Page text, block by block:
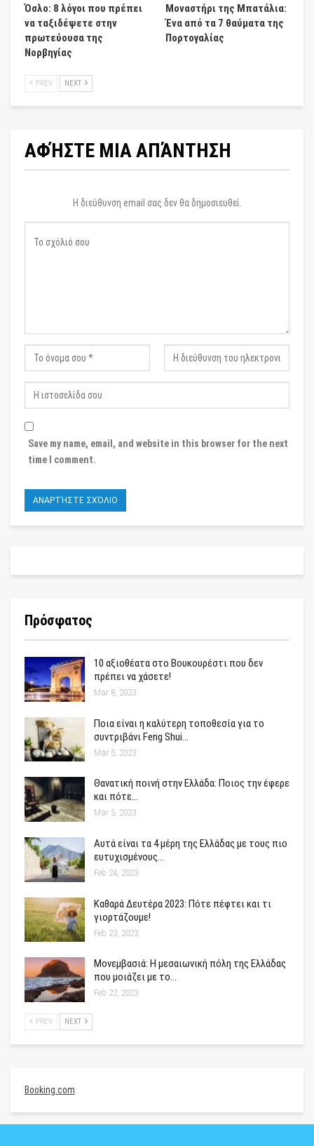
Όσλο: 8 λόγοι που πρέπει
να ταξιδέψετε στην
πρωτεύουσα της
Νορβηγίας
Μοναστήρι της Μπατάλια:
Ένα από τα 7 θαύματα της
Πορτογαλίας
PREV NEXT
ΑΦΉΣΤΕ ΜΙΑ ΑΠΆΝΤΗΣΗ
Η διεύθυνση email σας δεν θα δημοσιευθεί.
Save my name, email, and website in this browser for the next
time I comment.
Πρόσφατος
10 αξιοθέατα στο Βουκουρέστι που δεν
πρέπει να χάσετε!
Mar 8, 2023
Ποια είναι η καλύτερη τοποθεσία για το
συντριβάνι Feng Shui…
Mar 5, 2023
Θανατική ποινή στην Ελλάδα: Ποιος την έφερε
και πότε…
Mar 5, 2023
Αυτά είναι τα 4 μέρη της Ελλάδας με τους πιο
ευτυχισμένους…
Feb 24, 2023
Καθαρά Δευτέρα 2023: Πότε πέφτει και τι
γιορτάζουμε!
Feb 23, 2023
Μονεμβασιά: Η μεσαιωνική πόλη της Ελλάδας
που μοιάζει με το…
Feb 22, 2023
PREV NEXT
Booking.com